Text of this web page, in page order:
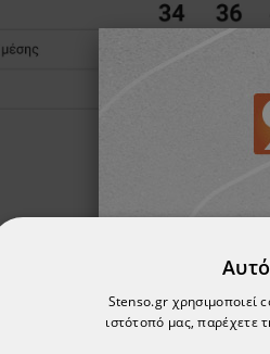
Stenso.gr χρησιμοποιεί
ιστότοπό μας, παρέχετε